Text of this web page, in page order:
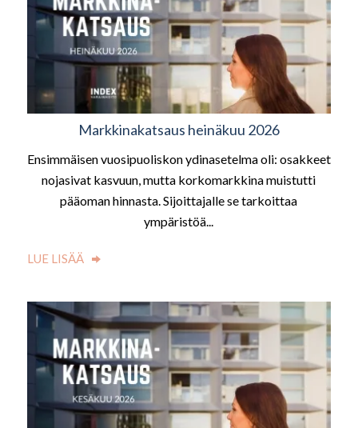
Markkinakatsaus heinäkuu 2026
Ensimmäisen vuosipuoliskon ydinasetelma oli: osakkeet
nojasivat kasvuun, mutta korkomarkkina muistutti
pääoman hinnasta. Sijoittajalle se tarkoittaa
ympäristöä...
LUE LISÄÄ